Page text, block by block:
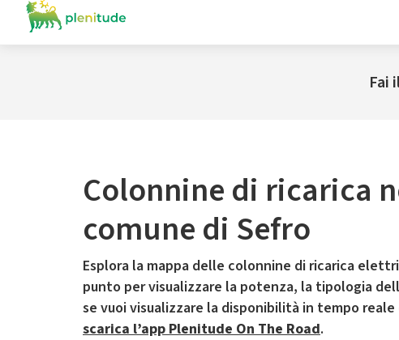
Fai
Colonnine di ricarica
comune di Sefro
Esplora la mappa delle colonnine di ricarica
punto per visualizzare la potenza, la tipologia
se vuoi visualizzare la disponibilità in tempo
scarica l’app Plenitude On The Road.